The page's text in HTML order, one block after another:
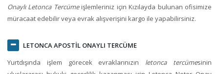
Onaylı Letonca Tercümeişlemleriniz içinKızılayda bulunan ofisimize
müracaat edebilir veya evrak alışverişini kargo ile yapabilirsiniz.
LETONCA APOSTİL ONAYLI TERCÜME
Yurtdışında işlem görecek evraklarınızın letonca tercümesinin